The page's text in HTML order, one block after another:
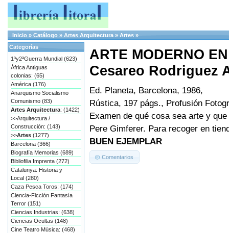
Inicio » Catálogo » Artes Arquitectura » Artes »
ARTE MODERNO
Cesareo Rodriguez
Ed. Planeta, Barcelona, 1986,
Rústica, 197 págs., Profusión
Examen de qué cosa sea arte y
Pere Gimferer. Para recoger en
BUEN EJEMPLAR
Comentarios
Categorías
1ªy2ªGuerra Mundial (623)
África Antiguas
colonias: (65)
América (176)
Anarquismo Socialismo
Comunismo (83)
Artes Arquitectura: (1422)
>>Arquitectura /
Construcción: (143)
>>Artes (1277)
Barcelona (366)
Biografía Memorias (689)
Bibliofilia Imprenta (272)
Catalunya: Historia y
Local (280)
Caza Pesca Toros: (174)
Ciencia-Ficción Fantasía
Terror (151)
Ciencias Industrias: (638)
Ciencias Ocultas (148)
Cine Teatro Música: (468)